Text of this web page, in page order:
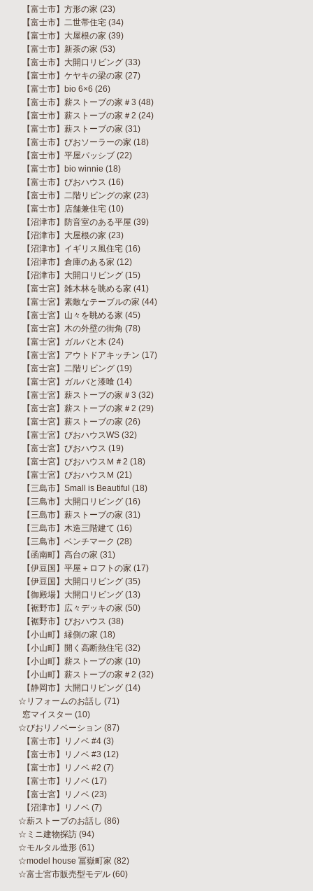
【富士市】方形の家 (23)
【富士市】二世帯住宅 (34)
【富士市】大屋根の家 (39)
【富士市】新茶の家 (53)
【富士市】大開口リビング (33)
【富士市】ケヤキの梁の家 (27)
【富士市】bio 6×6 (26)
【富士市】薪ストーブの家＃3 (48)
【富士市】薪ストーブの家＃2 (24)
【富士市】薪ストーブの家 (31)
【富士市】びおソーラーの家 (18)
【富士市】平屋パッシブ (22)
【富士市】bio winnie (18)
【富士市】びおハウス (16)
【富士市】二階リビングの家 (23)
【富士市】店舗兼住宅 (10)
【沼津市】防音室のある平屋 (39)
【沼津市】大屋根の家 (23)
【沼津市】イギリス風住宅 (16)
【沼津市】倉庫のある家 (12)
【沼津市】大開口リビング (15)
【富士宮】雑木林を眺める家 (41)
【富士宮】素敵なテーブルの家 (44)
【富士宮】山々を眺める家 (45)
【富士宮】木の外壁の街角 (78)
【富士宮】ガルバと木 (24)
【富士宮】アウトドアキッチン (17)
【富士宮】二階リビング (19)
【富士宮】ガルバと漆喰 (14)
【富士宮】薪ストーブの家＃3 (32)
【富士宮】薪ストーブの家＃2 (29)
【富士宮】薪ストーブの家 (26)
【富士宮】びおハウスWS (32)
【富士宮】びおハウス (19)
【富士宮】びおハウスＭ＃2 (18)
【富士宮】びおハウスＭ (21)
【三島市】Small is Beautiful (18)
【三島市】大開口リビング (16)
【三島市】薪ストーブの家 (31)
【三島市】木造三階建て (16)
【三島市】ベンチマーク (28)
【函南町】高台の家 (31)
【伊豆国】平屋＋ロフトの家 (17)
【伊豆国】大開口リビング (35)
【御殿場】大開口リビング (13)
【裾野市】広々デッキの家 (50)
【裾野市】びおハウス (38)
【小山町】縁側の家 (18)
【小山町】開く高断熱住宅 (32)
【小山町】薪ストーブの家 (10)
【小山町】薪ストーブの家＃2 (32)
【静岡市】大開口リビング (14)
☆リフォームのお話し (71)
窓マイスター (10)
☆びおリノベーション (87)
【富士市】リノベ #4 (3)
【富士市】リノベ #3 (12)
【富士市】リノベ #2 (7)
【富士市】リノベ (17)
【富士宮】リノベ (23)
【沼津市】リノベ (7)
☆薪ストーブのお話し (86)
☆ミニ建物探訪 (94)
☆モルタル造形 (61)
☆model house 冨嶽町家 (82)
☆富士宮市販売型モデル (60)